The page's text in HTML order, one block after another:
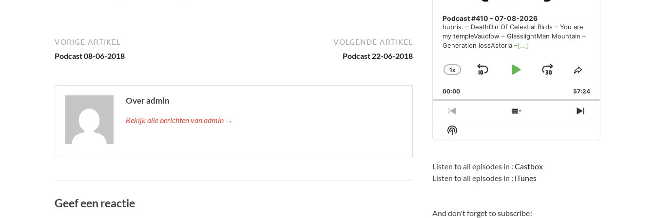
VORIGE ARTIKEL
Podcast 08-06-2018
VOLGENDE ARTIKEL
Podcast 22-06-2018
Over admin
Bekijk alle berichten van admin →
Geef een reactie
Podcast #410 – 07-08-2026
hubris. – DeathDin Of Celestial Birds – You are
my templeVaudlow – GlasslightMan Mountain –
Generation lossAstoria –[...]
CHANGE
RATE
1X
SKIPPLAYJUMP
FORWARD
SHARE
EPISODE
00:00 57:24
PREVIOUS
EPISODE
SHOW
EPISODES
NEXT
EPISODE
Show
Podcast
Listen to all episodes in :Castbox
Listen to all episodes in : iTunes
And don't forget to subscribe!